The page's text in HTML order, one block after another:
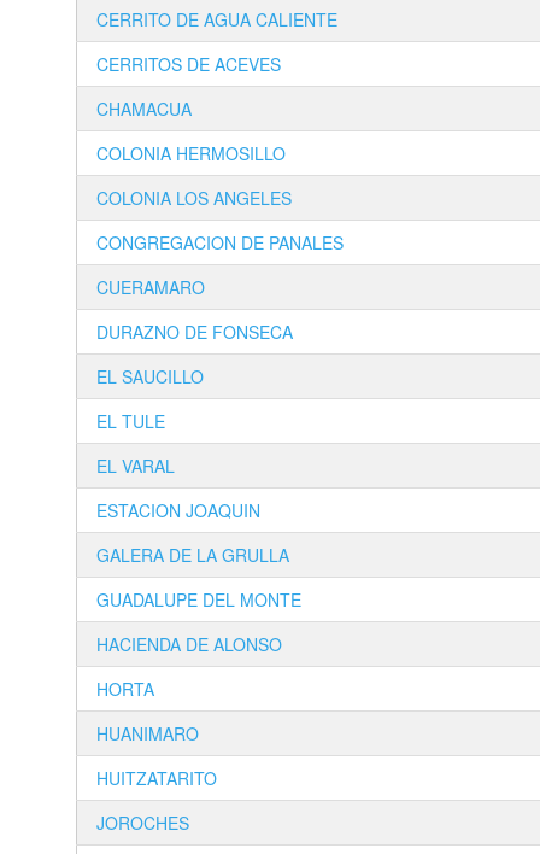
CERRITO DE AGUA CALIENTE
CERRITOS DE ACEVES
CHAMACUA
COLONIA HERMOSILLO
COLONIA LOS ANGELES
CONGREGACION DE PANALES
CUERAMARO
DURAZNO DE FONSECA
EL SAUCILLO
EL TULE
EL VARAL
ESTACION JOAQUIN
GALERA DE LA GRULLA
GUADALUPE DEL MONTE
HACIENDA DE ALONSO
HORTA
HUANIMARO
HUITZATARITO
JOROCHES